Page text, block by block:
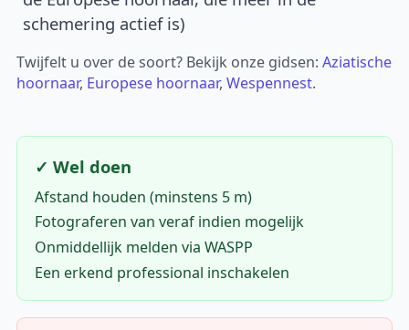
schemering actief is)
Twijfelt u over de soort? Bekijk onze gidsen:Aziatische
hoornaar, Europese hoornaar,Wespennest.
✓ Wel doen
Afstand houden (minstens 5 m)
Fotograferen van veraf indien mogelijk
Onmiddellijk melden via WASPP
Een erkend professional inschakelen